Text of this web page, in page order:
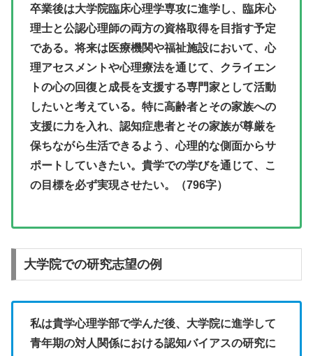
卒業後は大学院臨床心理学専攻に進学し、臨床心
理士と公認心理師の両方の資格取得を目指す予定
である。将来は医療機関や福祉施設において、心
理アセスメントや心理療法を通じて、クライエン
トの心の回復と成長を支援する専門家として活動
したいと考えている。特に高齢者とその家族への
支援に力を入れ、認知症患者とその家族が尊厳を
保ちながら生活できるよう、心理的な側面からサ
ポートしていきたい。貴学での学びを通じて、こ
の目標を必ず実現させたい。（796字）
大学院での研究志望の例
私は貴学心理学部で学んだ後、大学院に進学して
青年期の対人関係における認知バイアスの研究に